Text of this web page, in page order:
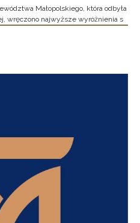
Małopolskiego, która odbyła
wręczono najwyższe wyróżnienia s